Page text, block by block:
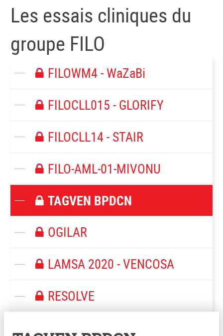
Les essais cliniques du
groupe FILO
FILOWM4 - WaZaBi
FILOCLL015 - GLORIFY
FILOCLL14 - STAIR
FILO-AML-01-MIVONU
TAGVEN BPDCN
OGILAR
LAMSA 2020 - VENCOSA
RESOLVE